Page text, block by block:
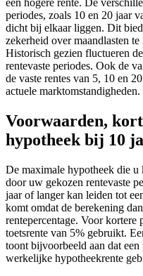
een hogere rente. De
periodes, zoals 10 en 20 jaar
dicht bij elkaar liggen. Dit
zekerheid over maandlasten
Historisch gezien fluctueren
rentevaste periodes. Ook de
de vaste rentes van 5, 10 en
actuele marktomstandigheden.
Voorwaarden,
hypotheek bij 10
De maximale hypotheek die
door uw gekozen rentevaste
jaar of langer kan leiden tot
komt omdat de berekening
rentepercentage. Voor kortere
toetsrente van 5% gebruikt.
toont bijvoorbeeld aan dat
werkelijke hypotheekrente